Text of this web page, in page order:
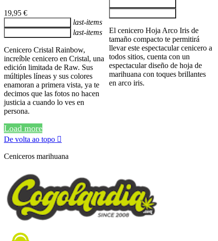
19,95 €
last-items
last-items
Cenicero Cristal Rainbow,
increíble cenicero en Cristal, una
edición limitada de Raw. Sus
múltiples líneas y sus colores
enamoran a primera vista, ya te
decimos que las fotos no hacen
justicia a cuando lo ves en
persona.
El cenicero Hoja Arco Iris de
tamaño compacto te permitirá
llevar este espectacular cenicero a
todos sitios, cuenta con un
espectacular diseño de hoja de
marihuana con toques brillantes
en arco iris.
Load more
De volta ao topo 
Ceniceros marihuana